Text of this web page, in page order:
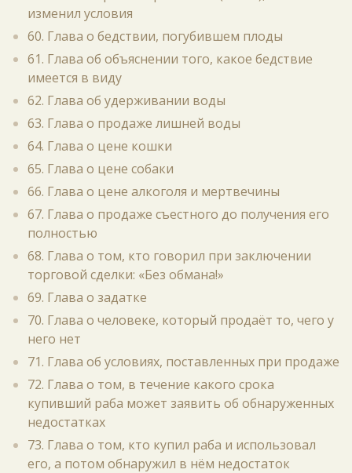
изменил условия
60. Глава о бедствии, погубившем плоды
61. Глава об объяснении того, какое бедствие
имеется в виду
62. Глава об удерживании воды
63. Глава о продаже лишней воды
64. Глава о цене кошки
65. Глава о цене собаки
66. Глава о цене алкоголя и мертвечины
67. Глава о продаже съестного до получения его
полностью
68. Глава о том, кто говорил при заключении
торговой сделки: «Без обмана!»
69. Глава о задатке
70. Глава о человеке, который продаёт то, чего у
него нет
71. Глава об условиях, поставленных при продаже
72. Глава о том, в течение какого срока
купивший раба может заявить об обнаруженных
недостатках
73. Глава о том, кто купил раба и использовал
его, а потом обнаружил в нём недостаток